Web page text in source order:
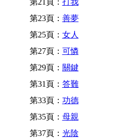
第23頁： 善夢
第25頁： 女人
第27頁： 可憐
第29頁： 關鍵
第31頁： 答難
第33頁： 功德
第35頁： 母親
第37頁： 光陰